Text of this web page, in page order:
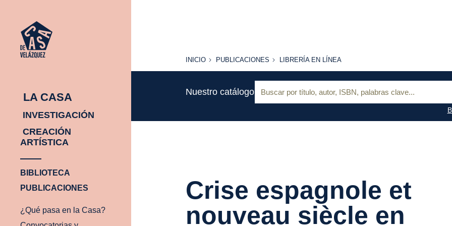
LA CASA
INVESTIGACIÓN
CREACIÓN
ARTÍSTICA
BIBLIOTECA
PUBLICACIONES
¿Qué pasa en la Casa?
INICIO
INICIO PUBLICACIONES
PUBLICACIONES
LIBRERÍA
LÍNEA
LIBRERÍA EN LÍNEA
Nuestro catálogo
Crise espagnole et
nouveau siècle en